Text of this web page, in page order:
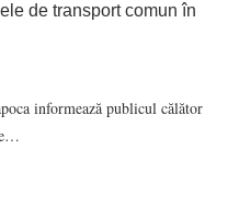
de transport comun în
informează publicul călător